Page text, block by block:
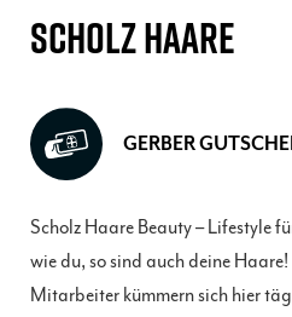
SCHOLZ HAARE
GERBER
Scholz Haare Beauty – Lifestyle
wie du, so sind auch deine
Mitarbeiter kümmern sich hier